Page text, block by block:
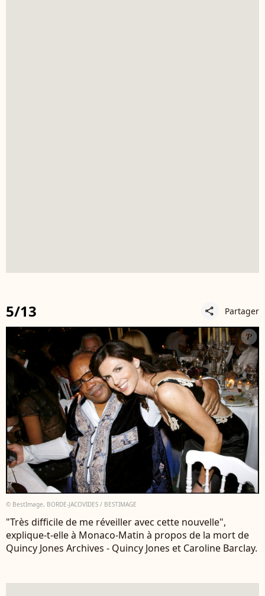
5/13 share Partager
© BestImage, BORDE-JACOVIDES / BESTIMAGE
"Très difficile de me réveiller avec cette nouvelle",
explique-t-elle à Monaco-Matin à propos de la mort de
Quincy Jones Archives - Quincy Jones et Caroline Barclay.